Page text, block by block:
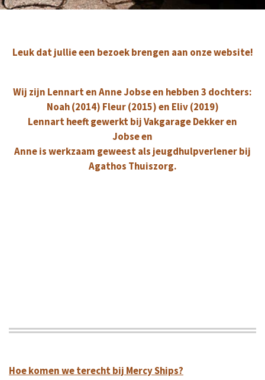
Leuk dat jullie een bezoek brengen aan onze website!
Wij zijn Lennart en Anne Jobse en hebben 3 dochters:
Noah (2014) Fleur (2015) en Eliv (2019)
Lennart heeft gewerkt bij Vakgarage Dekker en
Jobse en
Anne is werkzaam geweest als jeugdhulpverlener bij
Agathos Thuiszorg.
Hoe komen we terecht bij Mercy Ships?